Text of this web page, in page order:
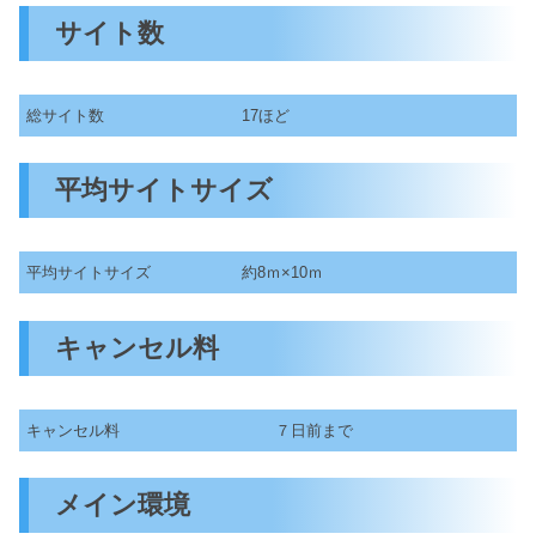
サイト数
総サイト数 17ほど
平均サイトサイズ
平均サイトサイズ 約8ｍ×10ｍ
キャンセル料
キャンセル料 ７日前まで
メイン環境